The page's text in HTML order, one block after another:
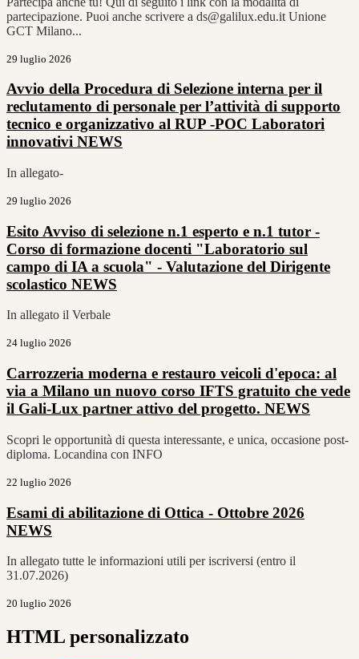
partecipazione. Puoi anche scrivere a ds@galilux.edu.it Unione
GCT Milano...
29 luglio 2026
Avvio della Procedura di Selezione interna per il
reclutamento di personale per l’attività di supporto
tecnico e organizzativo al RUP -POC Laboratori
innovativi NEWS
In allegato-
29 luglio 2026
Esito Avviso di selezione n.1 esperto e n.1 tutor -
Corso di formazione docenti "Laboratorio sul
campo di IA a scuola" - Valutazione del Dirigente
scolastico NEWS
In allegato il Verbale
24 luglio 2026
Carrozzeria moderna e restauro veicoli d'epoca: al
via a Milano un nuovo corso IFTS gratuito che vede
il Gali-Lux partner attivo del progetto. NEWS
Scopri le opportunità di questa interessante, e unica, occasione post-
diploma. Locandina con INFO
22 luglio 2026
Esami di abilitazione di Ottica - Ottobre 2026
NEWS
In allegato tutte le informazioni utili per iscriversi (entro il
31.07.2026)
20 luglio 2026
HTML personalizzato